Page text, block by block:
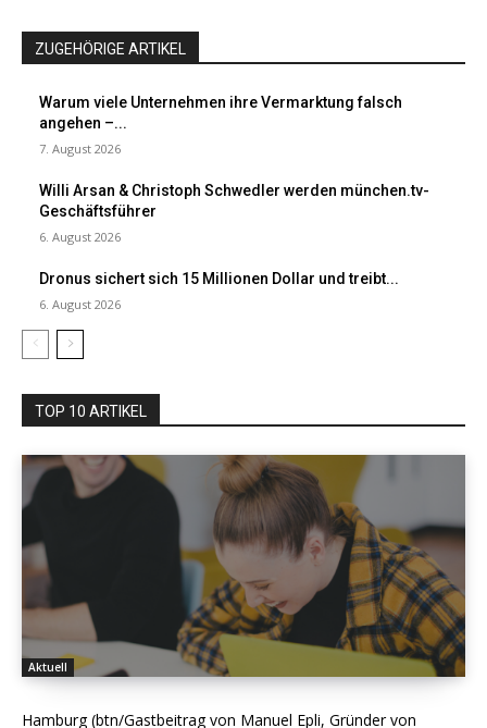
ZUGEHÖRIGE ARTIKEL
Warum viele Unternehmen ihre Vermarktung falsch
angehen –...
7. August 2026
Willi Arsan & Christoph Schwedler werden münchen.tv-
Geschäftsführer
6. August 2026
Dronus sichert sich 15 Millionen Dollar und treibt...
6. August 2026
TOP 10 ARTIKEL
Aktuell
Hamburg (btn/Gastbeitrag von Manuel Epli, Gründer von